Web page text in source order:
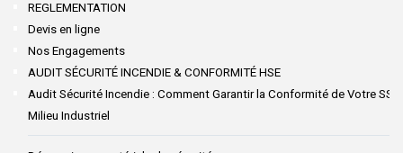
REGLEMENTATION
Devis en ligne
Nos Engagements
AUDIT SÉCURITÉ INCENDIE & CONFORMITÉ HSE
Audit Sécurité Incendie : Comment Garantir la Conformité de Votre SSI
Milieu Industriel